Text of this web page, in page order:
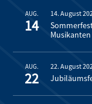
AUG.
14
14. August
AUG.
22
22. August